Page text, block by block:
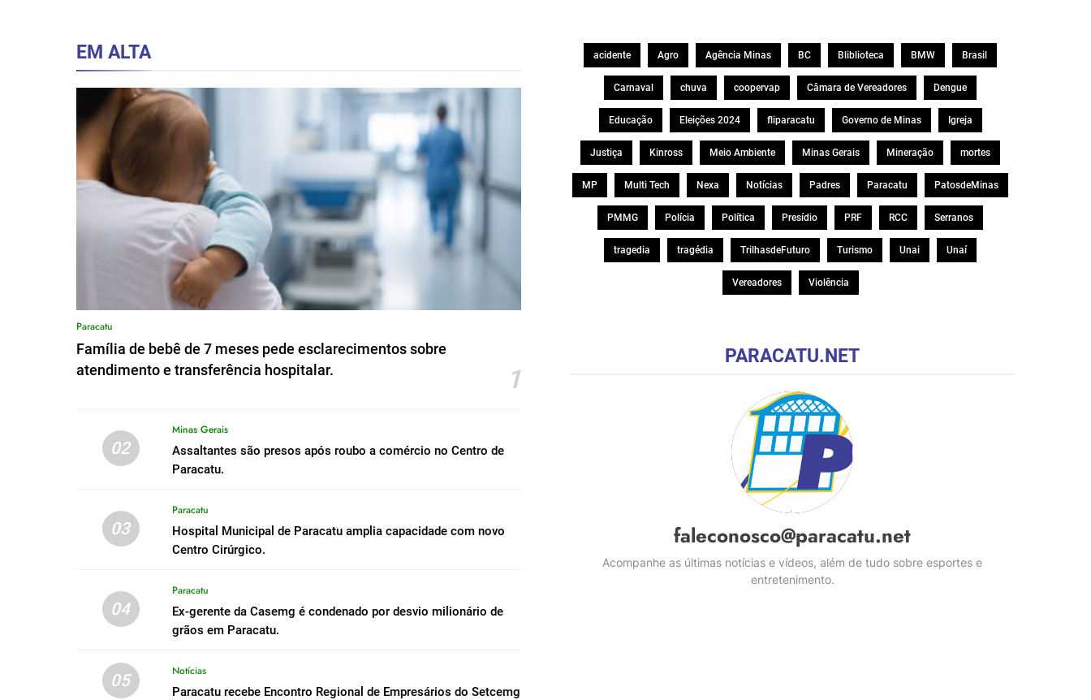
EM ALTA
Paracatu
Família de bebê de 7 meses pede esclarecimentos sobre
atendimento e transferência hospitalar.
1
02
Minas Gerais
Assaltantes são presos após roubo a comércio no Centro de
Paracatu.
03
Paracatu
Hospital Municipal de Paracatu amplia capacidade com novo
Centro Cirúrgico.
04
Paracatu
Ex-gerente da Casemg é condenado por desvio milionário de
grãos em Paracatu.
05
Notícias
Paracatu recebe Encontro Regional de Empresários do Setcemg
acidente Agro Agência Minas BC Bliblioteca BMW Brasil
Carnaval chuva coopervap Câmara de Vereadores Dengue
Educação Eleições 2024 fliparacatu Governo de Minas Igreja
Justiça Kinross Meio Ambiente Minas Gerais Mineração mortes
MP Multi Tech Nexa Notícias Padres Paracatu PatosdeMinas
PMMG Polícia Política Presídio PRF RCC Serranos
tragedia tragédia TrilhasdeFuturo Turismo Unai Unaí
Vereadores Violência
PARACATU.NET
faleconosco@paracatu.net
Acompanhe as últimas notícias e vídeos, além de tudo sobre esportes e
entretenimento.